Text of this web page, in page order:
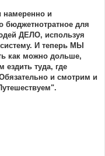
намеренно и
бюджетнотратное для
ДЕЛО, используя
И теперь МЫ
как можно дольше,
ездить туда, где
и смотрим и